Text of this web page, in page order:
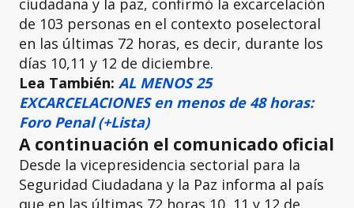
ciudadana y la paz, confirmó la excarcelación
de 103 personas en el contexto poselectoral
en las últimas 72 horas, es decir, durante los
días 10,11 y 12 de diciembre.
Lea También: AL MENOS 25
EXCARCELACIONES en menos de 48 horas:
Foro Penal (+Lista)
A continuación el comunicado oficial
Desde la vicepresidencia sectorial para la
Seguridad Ciudadana y la Paz informa al país
que en las últimas 72 horas 10, 11 y 12 de